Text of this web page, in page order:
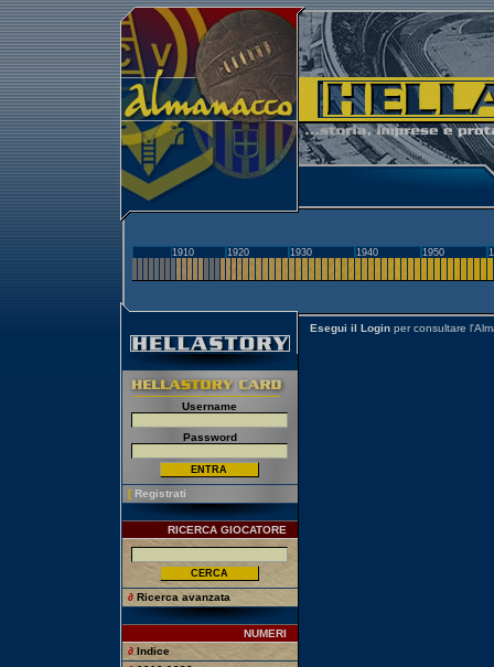
1910 1920 1930 1940 1950
Username
Password
[ Registrati
RICERCA GIOCATORE
∂ Ricerca avanzata
NUMERI
∂ Indice
Esegui il Login per consultare